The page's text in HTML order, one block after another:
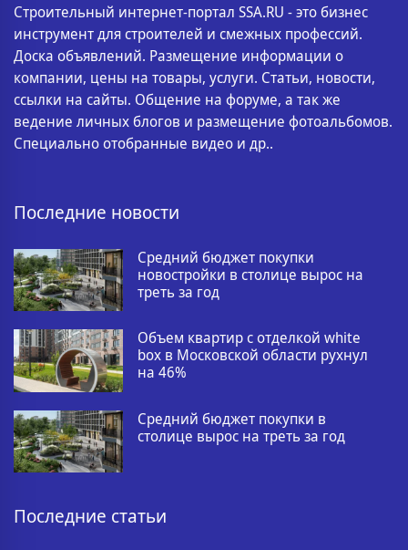
Строительный интернет-портал SSA.RU - это бизнес
инструмент для строителей и смежных профессий.
Доска объявлений. Размещение информации о
компании, цены на товары, услуги. Статьи, новости,
ссылки на сайты. Общение на форуме, а так же
ведение личных блогов и размещение фотоальбомов.
Специально отобранные видео и др..
Последние новости
Средний бюджет покупки
новостройки в столице вырос на
треть за год
Объем квартир с отделкой white
box в Московской области рухнул
на 46%
Средний бюджет покупки в
столице вырос на треть за год
Последние статьи